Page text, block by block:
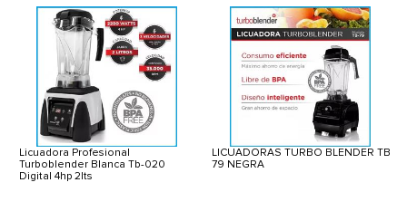
Licuadora Profesional
Turboblender Blanca Tb-020
Digital 4hp 2lts
LICUADORAS TURBO BLENDER TB
79 NEGRA